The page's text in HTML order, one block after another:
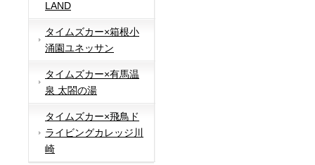
LAND
タイムズカー×箱根小
涌園ユネッサン
タイムズカー×有馬温
泉 太閤の湯
タイムズカー×飛鳥ド
ライビングカレッジ川
崎